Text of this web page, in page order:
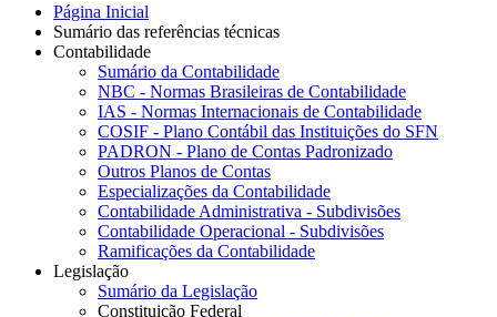
Página Inicial
Sumário das referências técnicas
Contabilidade
Sumário da Contabilidade
NBC - Normas Brasileiras de Contabilidade
IAS - Normas Internacionais de Contabilidade
COSIF - Plano Contábil das Instituições do SFN
PADRON - Plano de Contas Padronizado
Outros Planos de Contas
Especializações da Contabilidade
Contabilidade Administrativa - Subdivisões
Contabilidade Operacional - Subdivisões
Ramificações da Contabilidade
Legislação
Sumário da Legislação
Constituição Federal